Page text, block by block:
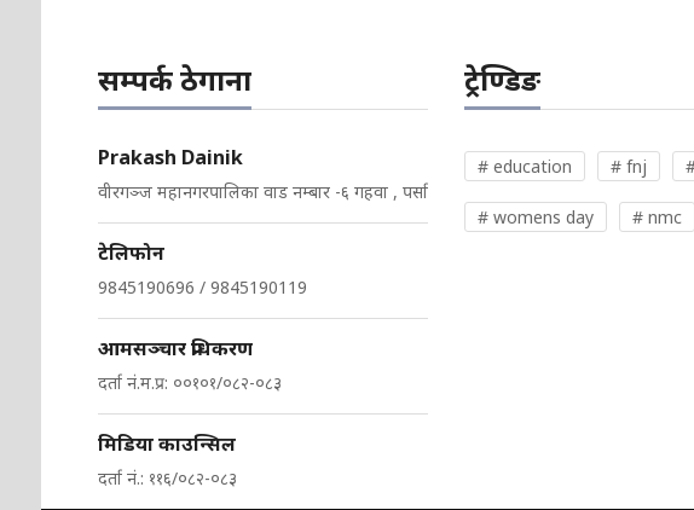
सम्पर्क ठेगाना
Prakash Dainik
वीरगञ्ज महानगरपालिका वाड नम्बार -६ गहवा , पर्सा
टेलिफोन
9845190696 / 9845190119
आमसञ्चार प्रधिकरण
दर्ता नं.म.प्र: ००१०१/०८२-०८३
मिडिया काउन्सिल
दर्ता नं.: ११६/०८२-०८३
ट्रेण्डिङ
# education # fnj
# womens day # nmc